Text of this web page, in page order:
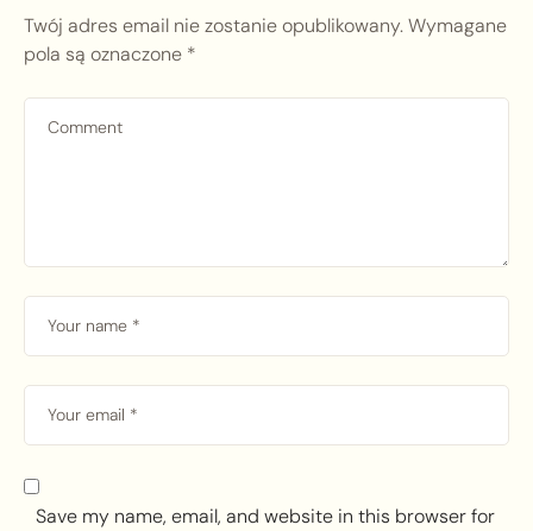
Twój adres email nie zostanie opublikowany.Wymagane
pola są oznaczone *
Save my name, email, and website in this browser for